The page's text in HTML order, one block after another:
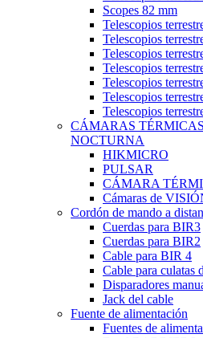
Scopes 82 mm
Telescopios
Telescopios
Telescopios
Telescopios
Telescopios
Telescopios
Telescopios
CÁMARAS
NOCTURNA
HIKMICRO
PULSAR
CÁMARA
Cámaras de
Cordón de mando a
Cuerdas para BIR3
Cuerdas para BIR2
Cable para BIR 4
Cable para culatas
Disparadores
Jack del cable
Fuente de alimentación
Fuentes de